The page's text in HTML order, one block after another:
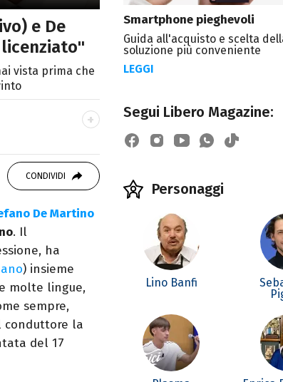
e De
vista prima che
content editor
CONDIVIDI
De Martino
. Il
ha
) insieme
molte lingue,
sempre,
conduttore la
del 17
Smartphone pieghevoli
Guida all'acquisto e scelta
soluzione più conveniente
LEGGI
Segui Libero Magazine:
Personaggi
Lino Banfi